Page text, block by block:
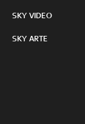
SKY VIDEO
SKY ARTE